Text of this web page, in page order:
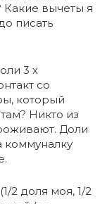
Какие вычеты я
писать
3 х
со
который
Никто из
Доли
коммуналку
2 доля моя, 1/2